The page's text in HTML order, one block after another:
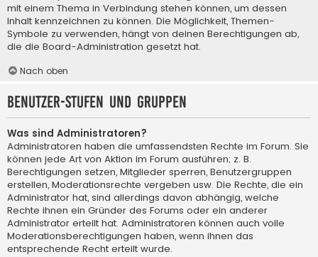
mit einem Thema in Verbindung stehen können, um dessen
Inhalt kennzeichnen zu können. Die Möglichkeit, Themen-
Symbole zu verwenden, hängt von deinen Berechtigungen ab,
die die Board-Administration gesetzt hat.
Nach oben
Benutzer-Stufen und Gruppen
Was sind Administratoren?
Administratoren haben die umfassendsten Rechte im Forum. Sie
können jede Art von Aktion im Forum ausführen; z. B.
Berechtigungen setzen, Mitglieder sperren, Benutzergruppen
erstellen, Moderationsrechte vergeben usw. Die Rechte, die ein
Administrator hat, sind allerdings davon abhängig, welche
Rechte ihnen ein Gründer des Forums oder ein anderer
Administrator erteilt hat. Administratoren können auch volle
Moderationsberechtigungen haben, wenn ihnen das
entsprechende Recht erteilt wurde.